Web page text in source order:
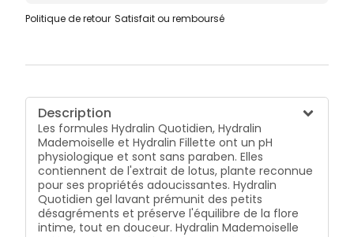
Politique de retour Satisfait ou remboursé
Description
Les formules Hydralin Quotidien, Hydralin
Mademoiselle et Hydralin Fillette ont un pH
physiologique et sont sans paraben. Elles
contiennent de l'extrait de lotus, plante reconnue
pour ses propriétés adoucissantes. Hydralin
Quotidien gel lavant prémunit des petits
désagréments et préserve l'équilibre de la flore
intime, tout en douceur. Hydralin Mademoiselle